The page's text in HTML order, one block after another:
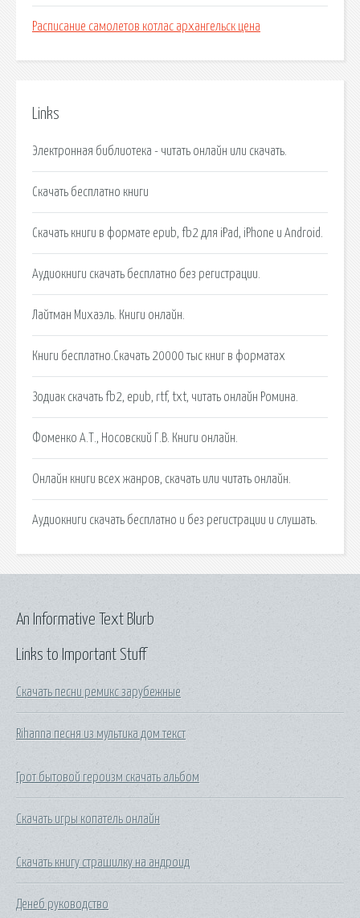
Расписание самолетов котлас архангельск цена
Links
Электронная библиотека - читать онлайн или скачать.
Cкачать бесплатно книги
Скачать книги в формате epub, fb2 для iPad, iPhone и Android.
Аудиокниги скачать бесплатно без регистрации.
Лайтман Михаэль. Книги онлайн.
Книги бесплатно.Скачать 20000 тыс книг в форматах
Зодиак скачать fb2, epub, rtf, txt, читать онлайн Ромина.
Фоменко А.Т., Носовский Г.В. Книги онлайн.
Онлайн книги всех жанров, скачать или читать онлайн.
Аудиокниги скачать бесплатно и без регистрации и слушать.
Links to Important Stuff
Скачать песни ремикс зарубежные
Rihanna песня из мультика дом текст
Грот бытовой героизм скачать альбом
Скачать игры копатель онлайн
Скачать книгу страшилку на андроид
Денеб руководство
An Informative Text Blurb